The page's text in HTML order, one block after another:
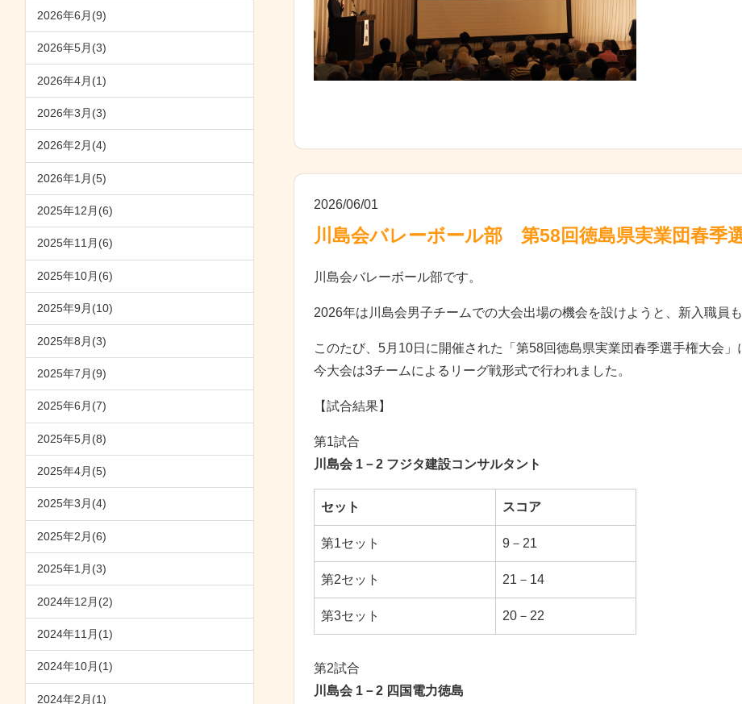
2026年6月(9)
2026年5月(3)
2026年4月(1)
2026年3月(3)
2026年2月(4)
2026年1月(5)
2025年12月(6)
2025年11月(6)
2025年10月(6)
2025年9月(10)
2025年8月(3)
2025年7月(9)
2025年6月(7)
2025年5月(8)
2025年4月(5)
2025年3月(4)
2025年2月(6)
2025年1月(3)
2024年12月(2)
2024年11月(1)
2024年10月(1)
2024年2月(1)
2026/06/01
川島会バレーボール部 第58回徳島県実業団春季
川島会バレーボール部です。
2026年は川島会男子チームでの大会出場の機会を設けようと、新入職員
このたび、5月10日に開催された「第58回徳島県実業団春季選手権大会」
今大会は3チームによるリーグ戦形式で行われました。
【試合結果】
第1試合
川島会 1－2 フジタ建設コンサルタント
セット スコア
第1セット 9－21
第2セット 21－14
第3セット 20－22
第2試合
川島会 1－2 四国電力徳島